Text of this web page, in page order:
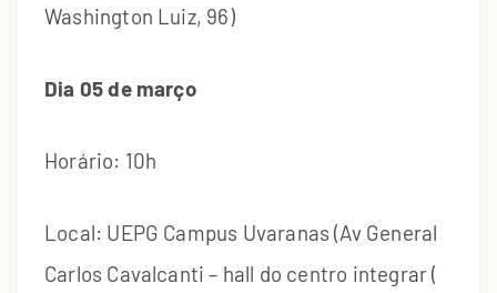
Washington Luiz, 96)
Dia 05 de março
Horário: 10h
Local: UEPG Campus Uvaranas (Av General
Carlos Cavalcanti – hall do centro integrar (